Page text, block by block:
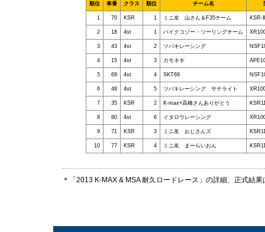
順位 車番 クラス 順位 チーム名
1 70 KSR 1 ミニ友 山さん＆F35チーム KSR-
2 18 4st 1 バイクコゾー・ツーリングチーム
3 43 4st 2 ツバキレーシング
4 15 4st 3 カモネギ
5 69 4st 4 SKT69
6 48 4st 5 ツバキレーシング サテライト
7 35 KSR 2 K-max+高橋さんありがとう
8 80 4st 6 イタロウレーシング
9 71 KSR 3 ミニ友 おじさんズ
10 77 KSR 4 ミニ友 まーらいおん
＊「2013 K-MAX & MSA 耐久ロードレース」の詳細、正式結果